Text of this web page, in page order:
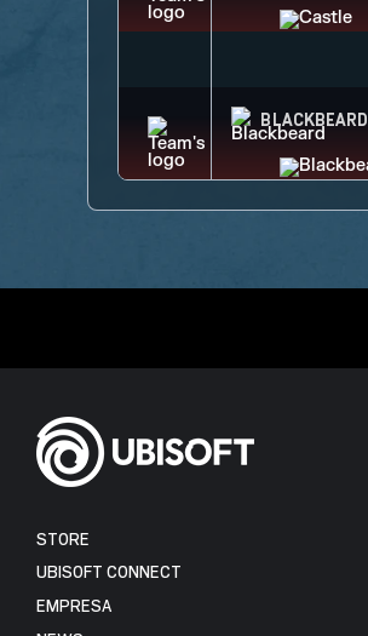
BLACKBEARD
STORE
UBISOFT CONNECT
EMPRESA